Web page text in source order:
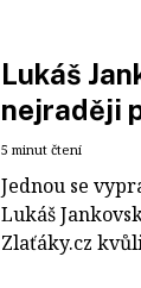
Lukáš
nejraději
5 minut čtení
Jednou se
Lukáš
Zlaťáky.cz